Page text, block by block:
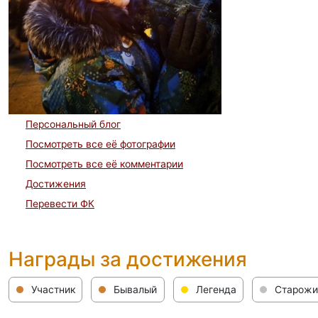
Персональный блог
Посмотреть все её фотографии
Посмотреть все её комментарии
Достижения
Перевести ФК
Награды за достижения
Участник Бывалый Легенда